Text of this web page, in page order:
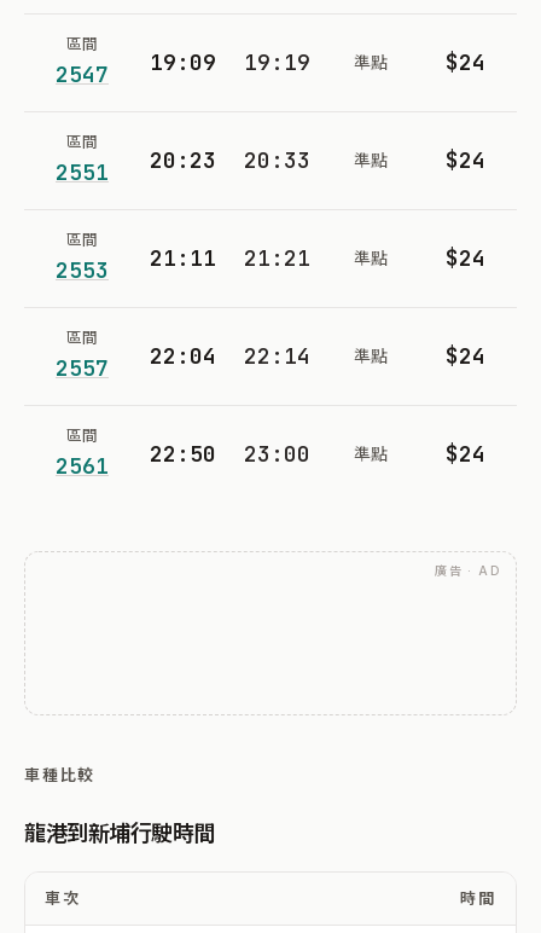
區間
2547 19:09 19:19 準點 $24
區間
2551 20:23 20:33 準點 $24
區間
2553 21:11 21:21 準點 $24
區間
2557 22:04 22:14 準點 $24
區間
2561 22:50 23:00 準點 $24
廣告 · AD
車種比較
龍港到新埔行駛時間
車次 時間